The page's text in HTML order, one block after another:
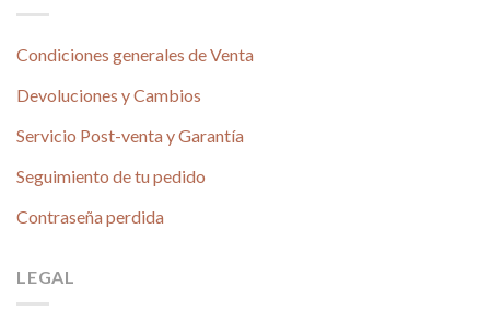
Condiciones generales de Venta
Devoluciones y Cambios
Servicio Post-venta y Garantía
Seguimiento de tu pedido
Contraseña perdida
LEGAL